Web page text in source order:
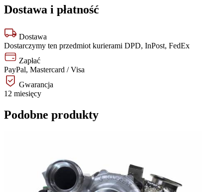
Dostawa i płatność
Dostawa
Dostarczymy ten przedmiot kurierami DPD, InPost, FedEx
Zapłać
PayPal, Mastercard / Visa
Gwarancja
12 miesięcy
Podobne produkty